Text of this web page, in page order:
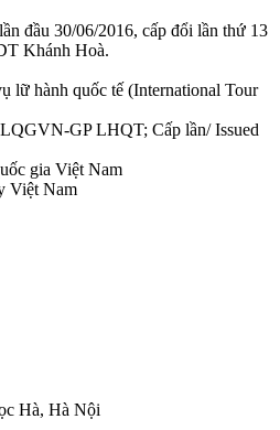
đầu 30/06/2016, cấp đổi lần thứ 13
Khánh Hoà.
lữ hành quốc tế (International Tour
GP LHQT; Cấp lần/ Issued
gia Việt Nam
Việt Nam
Hà, Hà Nội